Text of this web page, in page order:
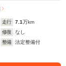
走行 7.1万km
修復
なし
整備
法定整備付